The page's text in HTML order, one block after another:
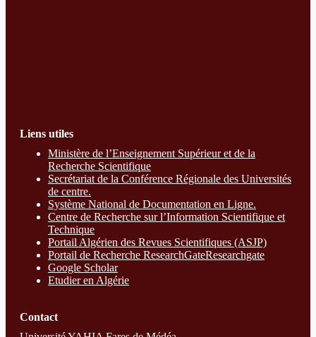
Liens utiles
Ministère de l’Enseignement Supérieur et de la
Recherche Scientifique
Secrétariat de la Conférence Régionale des Universités
de centre.
Système National de Documentation en Ligne.
Centre de Recherche sur l’Information Scientifique et
Technique
Portail Algérien des Revues Scientifiques (ASJP)
Portail de Recherche ResearchGateResearchgate
Google Scholar
Etudier en Algérie
Contact